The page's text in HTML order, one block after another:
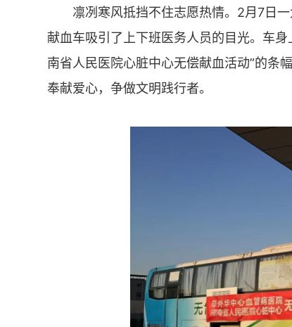
凛冽寒风抵挡不住志愿热情。2月7日
献血车吸引了上下班医务人员的目光。车
南省人民医院心脏中心无偿献血活动”的条
奉献爱心，争做文明践行者。